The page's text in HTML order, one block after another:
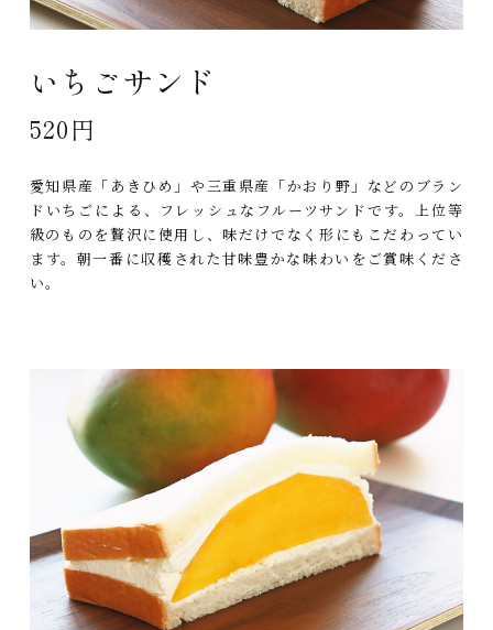
いちごサンド
520円
愛知県産「あきひめ」や三重県産「かおり野」などのブラン
ドいちごによる、フレッシュなフルーツサンドです。上位等
級のものを贅沢に使用し、味だけでなく形にもこだわってい
ます。朝一番に収穫された甘味豊かな味わいをご賞味くださ
い。